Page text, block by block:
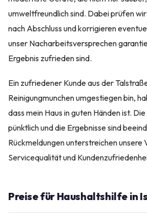
umweltfreundlich sind. Dabei prüfen
nach Abschluss und korrigieren
unser Nacharbeitsversprechen
Ergebnis zufrieden sind.
Ein zufriedener Kunde aus der
Reinigungmunchen umgestiegen bin,
dass mein Haus in guten Händen ist.
pünktlich und die Ergebnisse sind
Rückmeldungen unterstreichen unsere
Servicequalität und
Preise für Haushaltshilfe in